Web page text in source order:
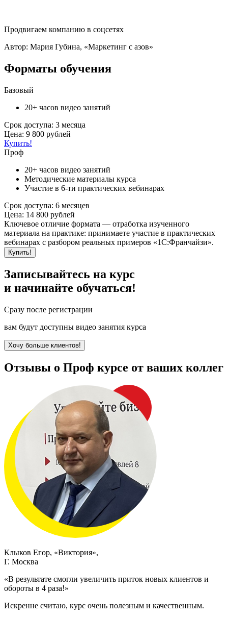
Продвигаем компанию в соцсетях
Автор: Мария Губина, «Маркетинг с азов»
Форматы обучения
Базовый
20+ часов видео занятий
Срок доступа: 3 месяца
Цена: 9 800 рублей
Купить!
Проф
20+ часов видео занятий
Методические материалы курса
Участие в 6-ти практических вебинарах
Срок доступа: 6 месяцев
Цена: 14 800 рублей
Ключевое отличие формата — отработка изученного
материала на практике: принимаете участие в практических
вебинарах с разбором реальных примеров «1С:Франчайзи».
Купить!
Записывайтесь на курс
и начинайте обучаться!
Сразу после регистрации
вам будут доступны видео занятия курса
Хочу больше клиентов!
Отзывы о Проф курсе от ваших коллег
Клыков Егор, «Виктория»,
Г. Москва
«В результате смогли увеличить приток новых клиентов и
обороты в 4 раза!»
Искренне считаю, курс очень полезным и качественным.